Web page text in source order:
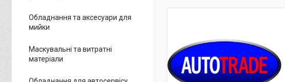
Обладнання та аксесуари для
мийки
Маскувальні та витратні
матеріали